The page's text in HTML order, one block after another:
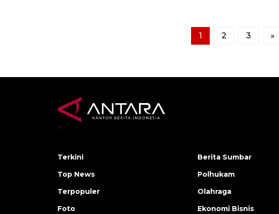
1 2 3 »
>
Terkini
Top News
Terpopuler
Foto
Berita Sumbar
Polhukam
Olahraga
Ekonomi Bisnis